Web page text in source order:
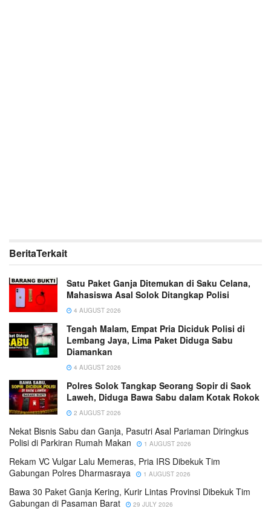
BeritaTerkait
Satu Paket Ganja Ditemukan di Saku Celana,
Mahasiswa Asal Solok Ditangkap Polisi
4 AUGUST 2026
Tengah Malam, Empat Pria Diciduk Polisi di
Lembang Jaya, Lima Paket Diduga Sabu
Diamankan
4 AUGUST 2026
Polres Solok Tangkap Seorang Sopir di Saok
Laweh, Diduga Bawa Sabu dalam Kotak Rokok
2 AUGUST 2026
Nekat Bisnis Sabu dan Ganja, Pasutri Asal Pariaman Diringkus
Polisi di Parkiran Rumah Makan
1 AUGUST 2026
Rekam VC Vulgar Lalu Memeras, Pria IRS Dibekuk Tim
Gabungan Polres Dharmasraya
1 AUGUST 2026
Bawa 30 Paket Ganja Kering, Kurir Lintas Provinsi Dibekuk Tim
Gabungan di Pasaman Barat
29 JULY 2026